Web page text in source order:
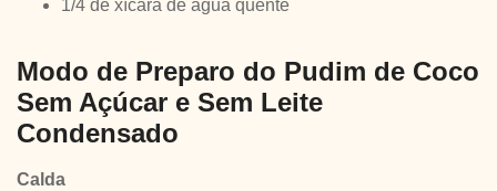
1/4 de xícara de água quente
Modo de Preparo do Pudim de Coco
Sem Açúcar e Sem Leite
Condensado
Calda